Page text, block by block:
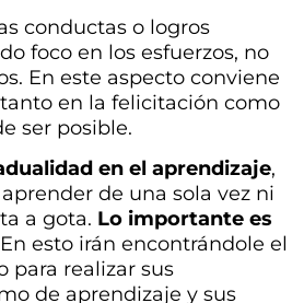
conductas o logros
foco en los esfuerzos, no
En este aspecto conviene
en la felicitación como
ser posible.
en el aprendizaje,
de una sola vez ni
a gota. Lo importante es
esto irán encontrándole el
para realizar sus
de aprendizaje y sus